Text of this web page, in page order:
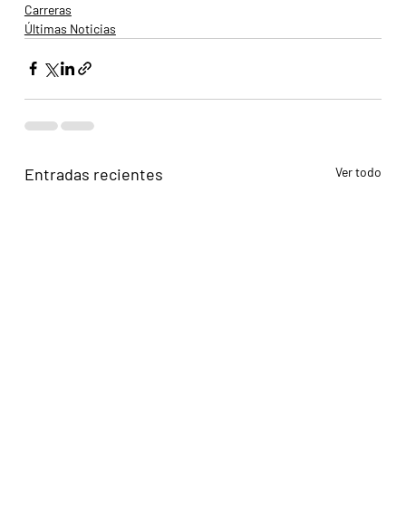
Carreras
Últimas Noticias
Entradas recientes Ver todo